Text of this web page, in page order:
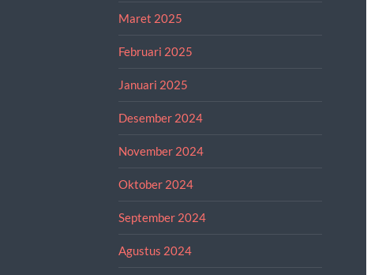
Maret 2025
Februari 2025
Januari 2025
Desember 2024
November 2024
Oktober 2024
September 2024
Agustus 2024